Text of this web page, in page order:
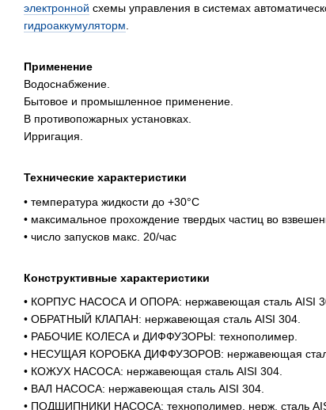
электронной схемы управления в системах
гидроаккумуляторм
Применение
Водоснабжение.
Бытовое и промышленное применение.
В противопожарных установках.
Ирригация.
Технические характеристики
• температура жидкости до +30°C
• максимальное прохождение твердых частиц во
• число запусков макс. 20/час
Конструктивные характеристики
• КОРПУС НАСОСА И ОПОРА: нержавеющая сталь AISI
• ОБРАТНЫЙ КЛАПАН: нержавеющая сталь AISI 304.
• РАБОЧИЕ КОЛЕСА и ДИФФУЗОРЫ: технополимер.
• НЕСУЩАЯ КОРОБКА ДИФФУЗОРОВ: нержавеющая
• КОЖУХ НАСОСА: нержавеющая сталь AISI 304.
• ВАЛ НАСОСА: нержавеющая сталь AISI 304.
• ПОДШИПНИКИ НАСОСА: технополимер, нерж. сталь